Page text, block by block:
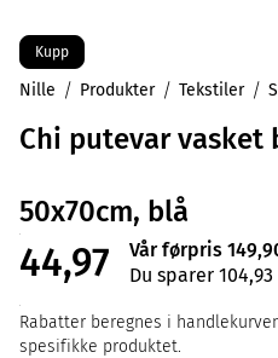
Kupp
Nille Produkter Tekstiler
Chi putevar vasket
50x70cm, blå
44,97
Vår førpris
Du sparer 104,93
Rabatter beregnes i
spesifikke produktet.